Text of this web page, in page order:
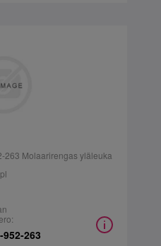
263 Molaarirengas yläleuka
952-263